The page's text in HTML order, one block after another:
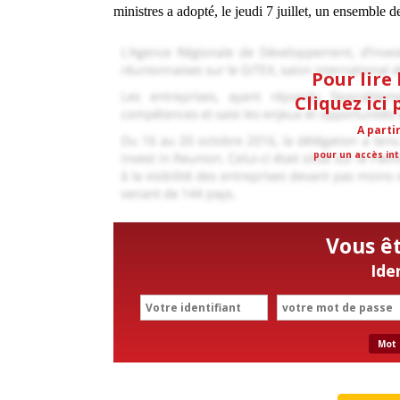
ministres a adopté, le jeudi 7 juillet, un ensemble
Pour
Cliquez ici
A
pour un accès
Vous
Mot